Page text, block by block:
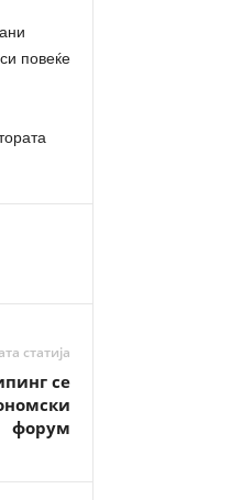
повеќе
статија
се
форум